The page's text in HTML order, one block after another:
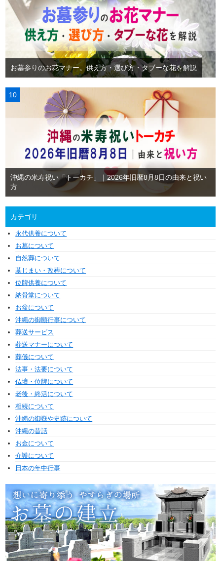
お墓参りのお花マナー。供え方・選び方・タブーな花を解説
沖縄の米寿祝い「トーカチ」｜2026年旧暦8月8日の由来と祝い
方
カテゴリ
永代供養について
お墓について
自然葬について
墓じまい・改葬について
位牌供養について
納骨堂について
お盆について
沖縄の御願行事について
葬送サービス
葬送マナーについて
葬儀について
法事・法要について
仏壇・位牌について
老後・終活について
相続について
沖縄の御嶽や史跡について
沖縄の昔話
お金について
介護について
日本の年中行事